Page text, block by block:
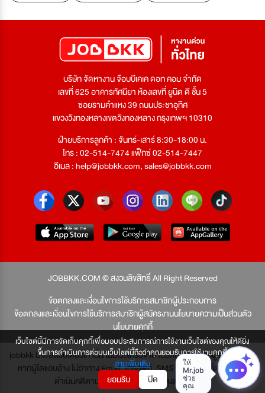
เว็บไซต์นี้มีการจัดเก็บคุกกี้เพื่อมอบประสบการณ์การใช้งานเว็บไซต์ของคุณให้ดียิ่ง
ขึ้นการดำเนินการต่อบนเว็บไซต์นี้ถือว่าคุณยอมรับการใช้งานคุกกี้
อ่านเพิ่มเติม
ยอมรับ ปิด
บริษัท จัดหางาน จ๊อบบีเคเค ดอท คอม จำกัด
เลขที่ 625 อาคารทัศนียา ห้องเลขที่ ยูนิต ดี ชั้น 5
ซอยรามคำแหง 39 ถนนประชาอุทิศ
แขวงวังทองหลางเขตวังทองหลาง กรุงเทพฯ 10310
ฝ่ายบริการลูกค้า : จันทร์-เสาร์ 8:30-18:00 น.
โทร : 02-514-7474 แฟ็กซ์ 02-514-7447
อีเมล :help@jobbkk.com,sales@jobbkk.com
JOBBKK.COM © สงวนลิขสิทธิ์ All Right Reserved
ข้อตกลงและเงื่อนไขการใช้บริการสมาชิกผู้ประกอบการ
ข้อตกลงและเงื่อนไขการใช้บริการสมาชิกผู้สมัครงานนโยบายความเป็นส่วนตัว
นโยบายคุกกี้
jobbkk มีเพียงเว็บเดียวเท่านั้น ไม่มีเว็บเครือข่าย โปรดอย่าหลงเชื่อผู้แอบอ้าง และ
หากผู้ใดแอบอ้าง ไม่ว่าทาง Email, โทรศัพท์, SMS หรือทางใดก็ตาม จะถูก
ดำเนินคดีตามที่กฎหมายบัญญัติไว้สูงสุด